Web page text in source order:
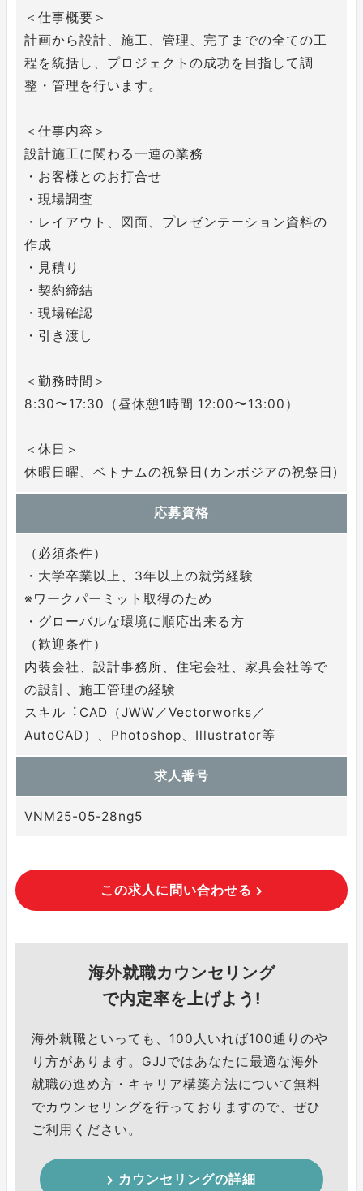
＜仕事概要＞
計画から設計、施⼯、管理、完了までの全ての⼯
程を統括し、プロジェクトの成功を⽬指して調
整・管理を⾏います。
＜仕事内容＞
設計施⼯に関わる一連の業務
・お客様とのお打合せ
・現場調査
・レイアウト、図⾯、プレゼンテーション資料の
作成
・⾒積り
・契約締結
・現場確認
・引き渡し
＜勤務時間＞
8:30〜17:30（昼休憩1時間 12:00〜13:00）
＜休⽇＞
休暇⽇曜、ベトナムの祝祭⽇(カンボジアの祝祭⽇)
応募資格
（必須条件）
・⼤学卒業以上、3年以上の就労経験
※ワークパーミット取得のため
・グローバルな環境に順応出来る方
（歓迎条件）
内装会社、設計事務所、住宅会社、家具会社等で
の設計、施⼯管理の経験
スキル︓CAD（JWW／Vectorworks／
AutoCAD）、Photoshop、Illustrator等
求人番号
VNM25-05-28ng5
この求人に問い合わせる
海外就職カウンセリング
で内定率を上げよう!
海外就職といっても、100人いれば100通りのや
り方があります。GJJではあなたに最適な海外
就職の進め方・キャリア構築方法について無料
でカウンセリングを行っておりますので、ぜひ
ご利用ください。
カウンセリングの詳細